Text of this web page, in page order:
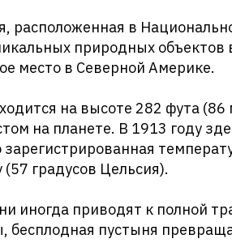
расположенная в
природных объектов
место в Северной Америке.
на высоте 282 фута
на планете. В 1913 году
градусов Цельсия).
иногда приводят к полной
бесплодная пустыня